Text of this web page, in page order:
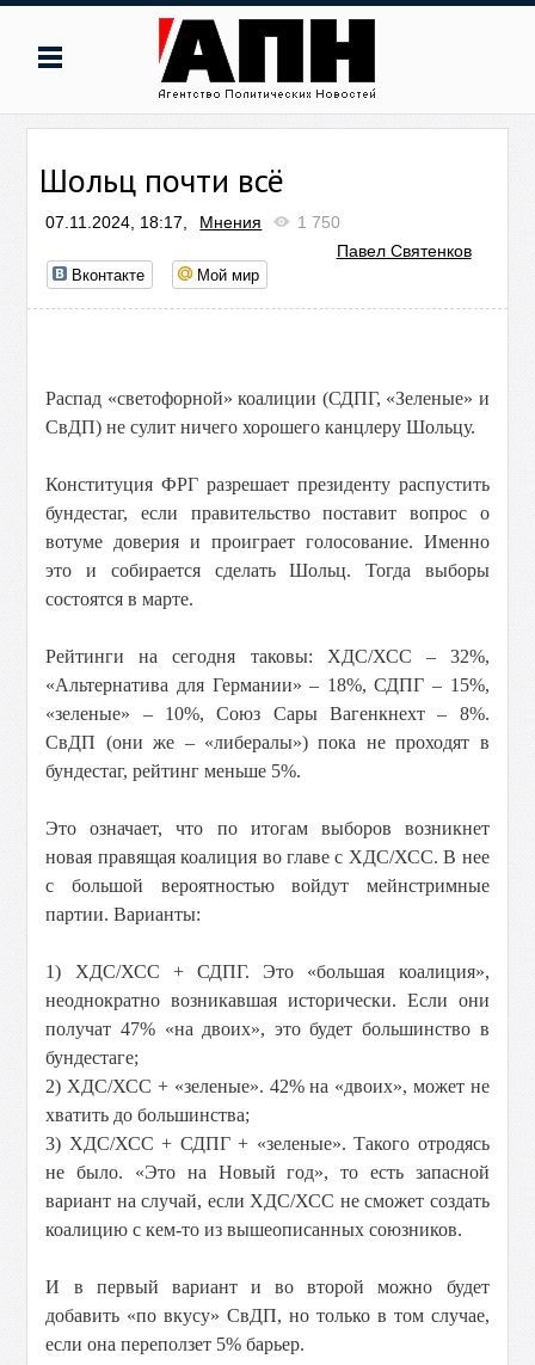
Шольц почти всё
07.11.2024, 18:17, Мнения
1 750
Павел Святенков
Вконтакте Мой мир
Распад «светофорной» коалиции (СДПГ, «Зеленые» и
СвДП) не сулит ничего хорошего канцлеру Шольцу.
Конституция ФРГ разрешает президенту распустить
бундестаг, если правительство поставит вопрос о
вотуме доверия и проиграет голосование. Именно
это и собирается сделать Шольц. Тогда выборы
состоятся в марте.
Рейтинги на сегодня таковы: ХДС/ХСС – 32%,
«Альтернатива для Германии» – 18%, СДПГ – 15%,
«зеленые» – 10%, Союз Сары Вагенкнехт – 8%.
СвДП (они же – «либералы») пока не проходят в
бундестаг, рейтинг меньше 5%.
Это означает, что по итогам выборов возникнет
новая правящая коалиция во главе с ХДС/ХСС. В нее
с большой вероятностью войдут мейнстримные
партии. Варианты:
1) ХДС/ХСС + СДПГ. Это «большая коалиция»,
неоднократно возникавшая исторически. Если они
получат 47% «на двоих», это будет большинство в
бундестаге;
2) ХДС/ХСС + «зеленые». 42% на «двоих», может не
хватить до большинства;
3) ХДС/ХСС + СДПГ + «зеленые». Такого отродясь
не было. «Это на Новый год», то есть запасной
вариант на случай, если ХДС/ХСС не сможет создать
коалицию с кем-то из вышеописанных союзников.
И в первый вариант и во второй можно будет
добавить «по вкусу» СвДП, но только в том случае,
если она переползет 5% барьер.